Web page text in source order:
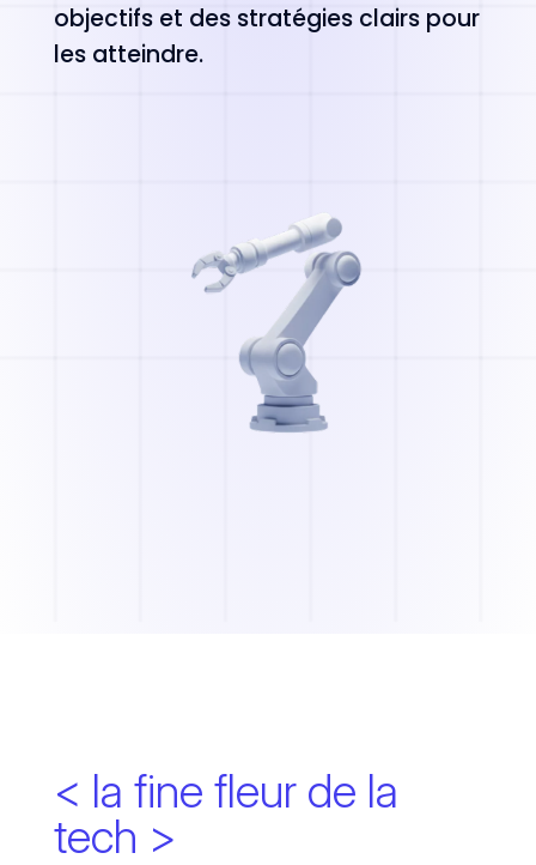
objectifs et des stratégies clairs pour
les atteindre.
< la fine fleur de la
tech >